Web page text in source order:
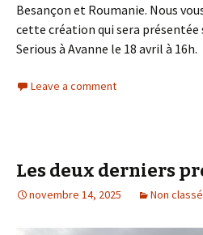
Besançon et Roumanie. Nous
cette création qui sera présentée
Serious à Avanne le 18 avril à 16h.
Leave a comment
Les deux derniers
novembre 14, 2025 Non classé